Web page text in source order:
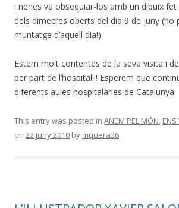
i nenes va obsequiar-los amb un dibuix
dels dimecres oberts del dia 9 de juny (ho
muntatge d’aquell dia!).
Estem molt contentes de la seva visita i
per part de l’hospital!!! Esperem que
diferents aules hospitalàries de Catalunya.
This entry was posted in ANEM PEL MÓN, ENS
on 22 juny 2010 by mquera36.